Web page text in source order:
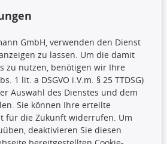
GmbH, verwenden den Dienst
zu lassen. Um die damit
zu nutzen, benötigen wir Ihre
1 lit. a DSGVO i.V.m. § 25 TTDSG)
Auswahl des Dienstes und dem
Sie können Ihre erteilte
für die Zukunft widerrufen. Um
deaktivieren Sie diesen